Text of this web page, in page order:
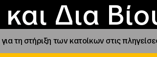
Δια
ΙΝΕΔΙΒΙΜ
καιΕστίες
Νέα
τη στήριξη των κατοίκων στις